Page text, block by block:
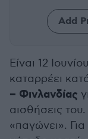
Add
Είναι 12
καταρρέει
– Φινλανδίας
αισθήσεις
«παγώνει».